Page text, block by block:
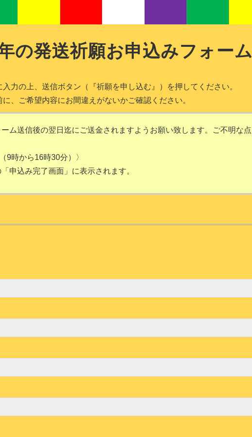
の発送祈願お申込みフォーム
力の上、送信ボタン（『祈願を申し込む』）を押してください。
、ご希望内容にお間違えがないかご確認ください。
ム送信後の翌日迄にご送金されますようお願い致します。ご不明な点
9時から16時30分）〉
申込み完了画面」に表示されます。